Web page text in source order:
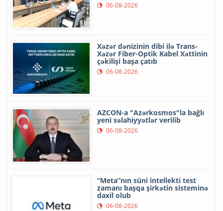
06-08-2026
Xəzər dənizinin dibi ilə Trans-
Xəzər Fiber-Optik Kabel Xəttinin
çəkilişi başa çatıb
06-08-2026
AZCON-a "Azərkosmos"la bağlı
yeni səlahiyyətlər verilib
06-08-2026
“Meta”nın süni intellekti test
zamanı başqa şirkətin sisteminə
daxil olub
06-08-2026